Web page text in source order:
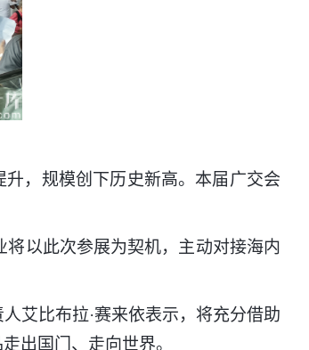
，规模创下历史新高。本届广交会
以此次参展为契机，主动对接海内
艾比布拉·赛来依表示，将充分借助
出国门、走向世界。